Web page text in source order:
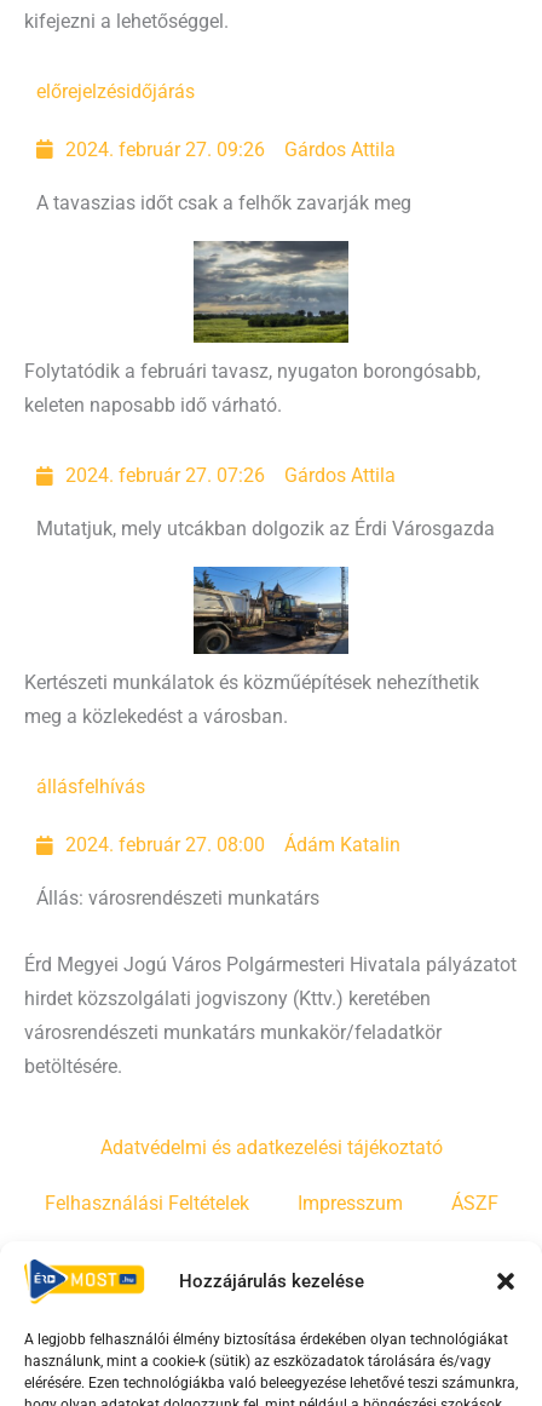
Hozzájárulás kezelése
A legjobb felhasználói élmény biztosítása érdekében olyan technológiákat
használunk, mint a cookie-k (sütik) az eszközadatok tárolására és/vagy
elérésére. Ezen technológiákba való beleegyezése lehetővé teszi számunkra,
kifejezni a lehetőséggel.
előrejelzésidőjárás
2024. február 27. 09:26 Gárdos Attila
A tavaszias időt csak a felhők zavarják meg
Folytatódik a februári tavasz, nyugaton borongósabb,
keleten naposabb idő várható.
2024. február 27. 07:26 Gárdos Attila
Mutatjuk, mely utcákban dolgozik az Érdi Városgazda
Kertészeti munkálatok és közműépítések nehezíthetik
meg a közlekedést a városban.
állásfelhívás
2024. február 27. 08:00 Ádám Katalin
Állás: városrendészeti munkatárs
Érd Megyei Jogú Város Polgármesteri Hivatala pályázatot
hirdet közszolgálati jogviszony (Kttv.) keretében
városrendészeti munkatárs munkakör/feladatkör
betöltésére.
Adatvédelmi és adatkezelési tájékoztató
Felhasználási Feltételek Impresszum ÁSZF
Irányelvek
F
a
Y
o
T
i